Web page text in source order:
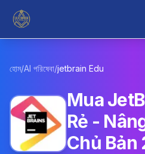
হোম/AI পরিষেবা/jetbrain Edu
Mua
Rẻ -
Chủ Bản